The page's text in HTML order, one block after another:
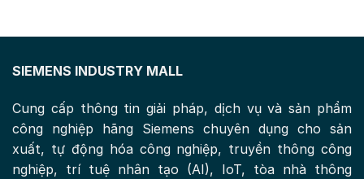
SIEMENS INDUSTRY MALL
Cung cấp thông tin giải pháp, dịch vụ và sản phẩm
công nghiệp hãng Siemens chuyên dụng cho sản
xuất, tự động hóa công nghiệp, truyền thông công
nghiệp, trí tuệ nhân tạo (AI), IoT, tòa nhà thông